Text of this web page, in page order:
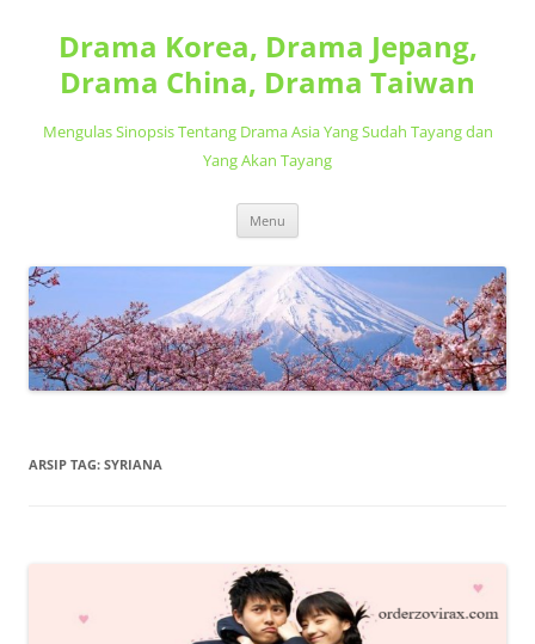
Drama Korea, Drama Jepang,
Drama China, Drama Taiwan
Mengulas Sinopsis Tentang Drama Asia Yang Sudah Tayang dan
Yang Akan Tayang
Menu
ARSIP TAG: SYRIANA